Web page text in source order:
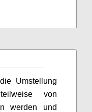
Umstellung
von
werden und